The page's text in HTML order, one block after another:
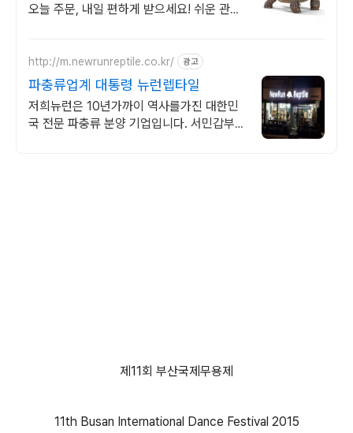
오늘 주문, 내일 편하게 받으세요! 쉬운 관리,
http://m.newrunreptile.co.kr/ 광고
파충류업계 대통령 뉴런렙타일
저희뉴런은 10년가까이 역사를가진 대한민
국 전문 파충류 분양 기업입니다. 서민갑부
제11회 부산국제무용제
11th Busan International Dance Festival 2015